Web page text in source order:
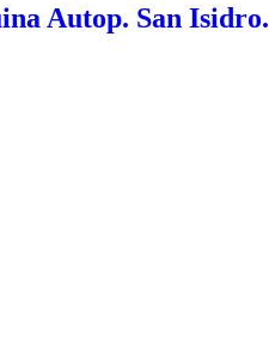
Autop. San Isidro.